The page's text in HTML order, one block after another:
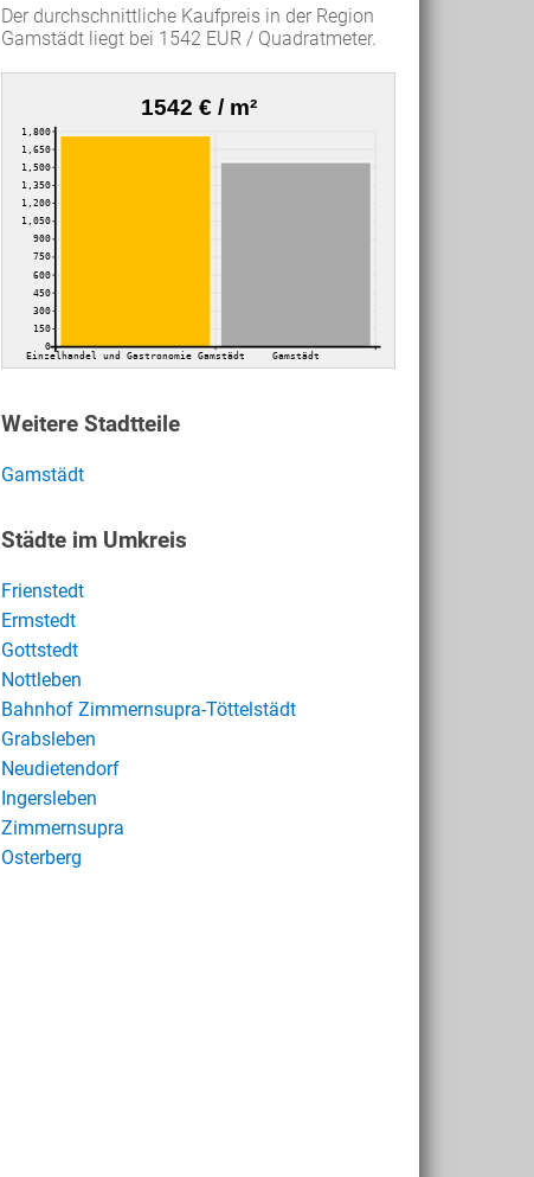
Der durchschnittliche Kaufpreis in der Region
Gamstädt liegt bei 1542 EUR / Quadratmeter.
1542 € / m²
0
150
300
450
600
750
900
1,050
1,200
1,350
1,500
1,650
1,800
Einzelhandel und Gastronomie Gamstädt Gamstädt
Weitere Stadtteile
Gamstädt
Städte im Umkreis
Frienstedt
Ermstedt
Gottstedt
Nottleben
Bahnhof Zimmernsupra-Töttelstädt
Grabsleben
Neudietendorf
Ingersleben
Zimmernsupra
Osterberg